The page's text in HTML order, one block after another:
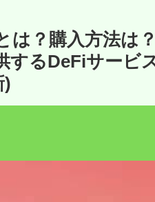
は？購入方法は
するDeFiサービ
)